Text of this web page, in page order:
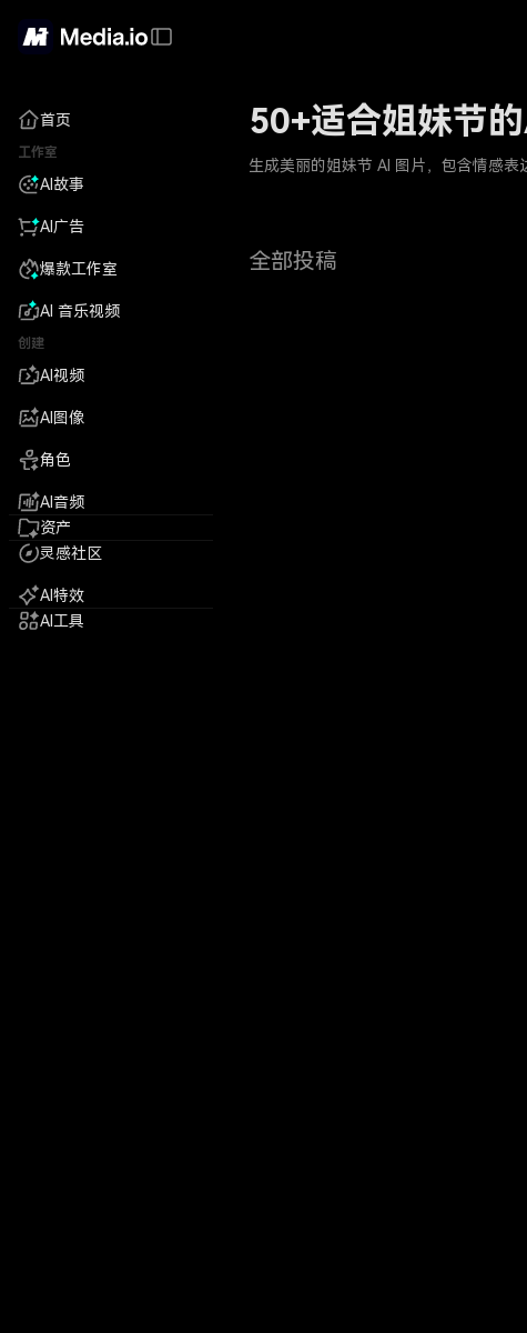
首页
工作室
AI故事
AI广告
爆款工作室
AI 音乐视频
创建
AI视频
AI图像
角色
AI音频
资产
灵感社区
AI特效
AI工具
50+适合姐妹节
生成美丽的姐妹节 AI 图片，包含情感
全部投稿